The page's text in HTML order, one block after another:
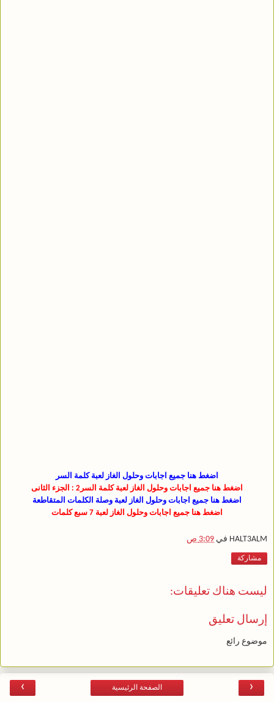
اضغط هنا جميع اجابات وحلول الغاز لعبة كلمة السر
اضغط هنا جميع اجابات وحلول الغاز لعبة كلمة السر2 : الجزء الثانى
اضغط هنا جميع اجابات وحلول الغاز لعبة وصلة الكلمات المتقاطعة
اضغط هنا جميع اجابات وحلول الغاز لعبة 7 سبع كلمات
HALT3ALM في 3:09 ص
مشاركة
ليست هناك تعليقات:
إرسال تعليق
موضوع رائع
‹
› الصفحة الرئيسية